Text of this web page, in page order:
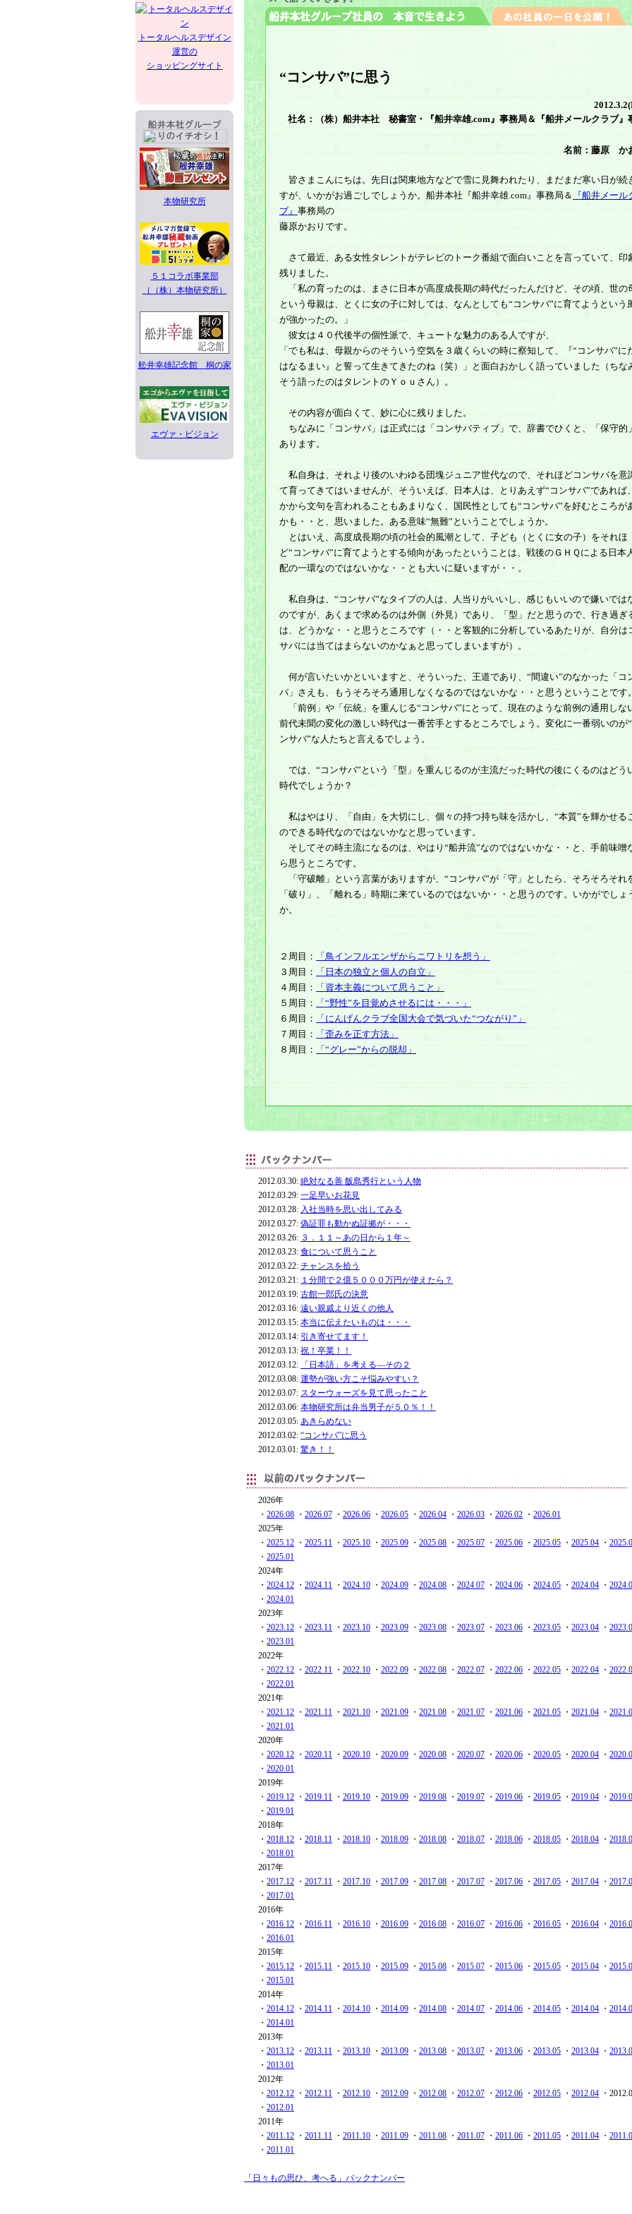
トータルヘルスデザイン
運営の
ショッピングサイト
本物研究所
５１コラボ事業部
（（株）本物研究所）
舩井幸雄記念館 桐の家
エヴァ・ビジョン
“コンサバ”に思う
社名：（株）船井本社 秘書室・『船井幸雄.com』事務局＆『船井メールクラブ』
名前：藤原 か
皆さまこんにちは。先日は関東地方などで雪に見舞われたり、まだまだ寒い日が続
すが、いかがお過ごしでしょうか。船井本社『船井幸雄.com』事務局＆
『船井メール
ブ』 事務局の
藤原かおりです。
さて最近、ある女性タレントがテレビのトーク番組で面白いことを言っていて、印
残りました。
「私の育ったのは、まさに日本が高度成長期の時代だったんだけど、その頃、世の
という母親は、とくに女の子に対しては、なんとしても“コンサバ”に育てようという
が強かったの。」
彼女は４０代後半の個性派で、キュートな魅力のある人ですが、
「でも私は、母親からのそういう空気を３歳くらいの時に察知して、『“コンサバ”に
はなるまい』と誓って生きてきたのね（笑）」と面白おかしく語っていました（ちな
そう語ったのはタレントのＹｏｕさん）。
その内容が面白くて、妙に心に残りました。
ちなみに「コンサバ」は正式には「コンサバティブ」で、辞書でひくと、「保守的
あります。
私自身は、それより後のいわゆる団塊ジュニア世代なので、それほどコンサバを意
て育ってきてはいませんが、そういえば、日本人は、とりあえず“コンサバ”であれば
かから文句を言われることもあまりなく、国民性としても“コンサバ”を好むところが
かも・・と、思いました。ある意味“無難”ということでしょうか。
とはいえ、高度成長期の頃の社会的風潮として、子ども（とくに女の子）をそれほ
ど“コンサバ”に育てようとする傾向があったということは、戦後のＧＨＱによる日本
配の一環なのではないかな・・とも大いに疑いますが・・。
私自身は、“コンサバ”なタイプの人は、人当りがいいし、感じもいいので嫌いでは
のですが、あくまで求めるのは外側（外見）であり、「型」だと思うので、行き過ぎ
は、どうかな・・と思うところです（・・と客観的に分析しているあたりが、自分は
サバには当てはまらないのかなぁと思ってしまいますが）。
何が言いたいかといいますと、そういった、王道であり、“間違い”のなかった「コ
バ」さえも、もうそろそろ通用しなくなるのではないかな・・と思うということです。
「前例」や「伝統」を重んじる“コンサバ”にとって、現在のような前例の通用しな
前代未聞の変化の激しい時代は一番苦手とするところでしょう。変化に一番弱いのが
ンサバ”な人たちと言えるでしょう。
では、“コンサバ”という「型」を重んじるのが主流だった時代の後にくるのはどう
時代でしょうか？
私はやはり、「自由」を大切にし、個々の持つ持ち味を活かし、“本質”を輝かせる
のできる時代なのではないかなと思っています。
そしてその時主流になるのは、やはり“船井流”なのではないかな・・と、手前味噌
ら思うところです。
「守破離」という言葉がありますが、“コンサバ”が「守」としたら、そろそろそれ
「破り」、「離れる」時期に来ているのではないか・・と思うのです。いかがでしょ
か。
２周目：
「鳥インフルエンザからニワトリを想う」
３周目：
「日本の独立と個人の自立」
４周目：
「資本主義について思うこと」
５周目：
「“野性”を目覚めさせるには・・・」
６周目：
「にんげんクラブ全国大会で気づいた“つながり”」
７周目：
「歪みを正す方法」
８周目：
「“グレー”からの脱却」
2012.03.30: 絶対なる善 飯島秀行という人物
2012.03.29: 一足早いお花見
2012.03.28: 入社当時を思い出してみる
2012.03.27: 偽証罪も動かぬ証拠が・・・
2012.03.26: ３．１１～あの日から１年～
2012.03.23: 食について思うこと
2012.03.22: チャンスを拾う
2012.03.21: １分間で２億５０００万円が使えたら？
2012.03.19: 古館一郎氏の決意
2012.03.16: 遠い親戚より近くの他人
2012.03.15: 本当に伝えたいものは・・・
2012.03.14: 引き寄せてます！
2012.03.13: 祝！卒業！！
2012.03.12:
「日本語」を考える―その２
2012.03.08: 運勢が強い方こそ悩みやすい？
2012.03.07: スターウォーズを見て思ったこと
2012.03.06: 本物研究所は弁当男子が５０％！！
2012.03.05: あきらめない
2012.03.02: “コンサバ”に思う
2012.03.01: 驚き！！
2026年
・ 2026.08 ・ 2026.07 ・ 2026.06 ・ 2026.05 ・ 2026.04 ・ 2026.03 ・ 2026.02 ・ 2026.01
2025年
・ 2025.12 ・ 2025.11 ・ 2025.10 ・ 2025.09 ・ 2025.08 ・ 2025.07 ・ 2025.06 ・ 2025.05 ・ 2025.04 ・
・ 2025.01
2024年
・ 2024.12 ・ 2024.11 ・ 2024.10 ・ 2024.09 ・ 2024.08 ・ 2024.07 ・ 2024.06 ・ 2024.05 ・ 2024.04 ・
・ 2024.01
2023年
・ 2023.12 ・ 2023.11 ・ 2023.10 ・ 2023.09 ・ 2023.08 ・ 2023.07 ・ 2023.06 ・ 2023.05 ・ 2023.04 ・
・ 2023.01
2022年
・ 2022.12 ・ 2022.11 ・ 2022.10 ・ 2022.09 ・ 2022.08 ・ 2022.07 ・ 2022.06 ・ 2022.05 ・ 2022.04 ・
・ 2022.01
2021年
・ 2021.12 ・ 2021.11 ・ 2021.10 ・ 2021.09 ・ 2021.08 ・ 2021.07 ・ 2021.06 ・ 2021.05 ・ 2021.04 ・
・ 2021.01
2020年
・ 2020.12 ・ 2020.11 ・ 2020.10 ・ 2020.09 ・ 2020.08 ・ 2020.07 ・ 2020.06 ・ 2020.05 ・ 2020.04 ・
・ 2020.01
2019年
・ 2019.12 ・ 2019.11 ・ 2019.10 ・ 2019.09 ・ 2019.08 ・ 2019.07 ・ 2019.06 ・ 2019.05 ・ 2019.04 ・
・ 2019.01
2018年
・ 2018.12 ・ 2018.11 ・ 2018.10 ・ 2018.09 ・ 2018.08 ・ 2018.07 ・ 2018.06 ・ 2018.05 ・ 2018.04 ・
・ 2018.01
2017年
・ 2017.12 ・ 2017.11 ・ 2017.10 ・ 2017.09 ・ 2017.08 ・ 2017.07 ・ 2017.06 ・ 2017.05 ・ 2017.04 ・
・ 2017.01
2016年
・ 2016.12 ・ 2016.11 ・ 2016.10 ・ 2016.09 ・ 2016.08 ・ 2016.07 ・ 2016.06 ・ 2016.05 ・ 2016.04 ・
・ 2016.01
2015年
・ 2015.12 ・ 2015.11 ・ 2015.10 ・ 2015.09 ・ 2015.08 ・ 2015.07 ・ 2015.06 ・ 2015.05 ・ 2015.04 ・
・ 2015.01
2014年
・ 2014.12 ・ 2014.11 ・ 2014.10 ・ 2014.09 ・ 2014.08 ・ 2014.07 ・ 2014.06 ・ 2014.05 ・ 2014.04 ・
・ 2014.01
2013年
・ 2013.12 ・ 2013.11 ・ 2013.10 ・ 2013.09 ・ 2013.08 ・ 2013.07 ・ 2013.06 ・ 2013.05 ・ 2013.04 ・
・ 2013.01
2012年
・ 2012.12 ・ 2012.11 ・ 2012.10 ・ 2012.09 ・ 2012.08 ・ 2012.07 ・ 2012.06 ・ 2012.05 ・ 2012.04 ・
・ 2012.01
2011年
・ 2011.12 ・ 2011.11 ・ 2011.10 ・ 2011.09 ・ 2011.08 ・ 2011.07 ・ 2011.06 ・ 2011.05 ・ 2011.04 ・
・ 2011.01
「日々もの思ひ、考へる」バックナンバー